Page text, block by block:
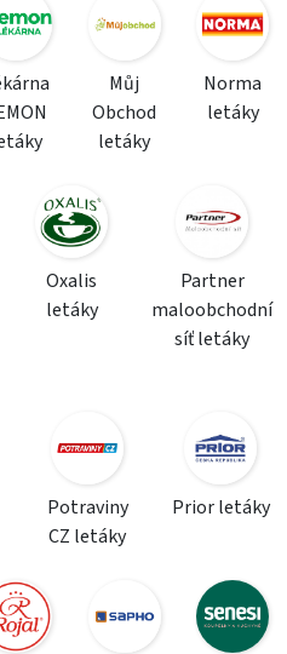
Můj
Obchod
letáky
Norma
letáky
Oxalis
letáky
Partner
maloobchodní
síť letáky
Potraviny
CZ letáky
Prior letáky